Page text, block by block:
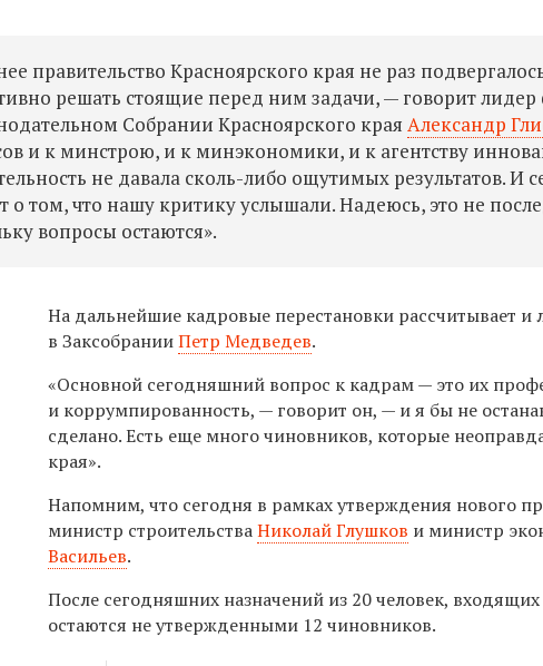
правительство Красноярского края не раз
решать стоящие перед ним задачи, — говорит
Собрании Красноярского краяАлександр
и к минстрою, и к минэкономики, и к агентству
не давала сколь-либо ощутимых результатов. И
о том, что нашу критику услышали. Надеюсь, это не
вопросы остаются».
На дальнейшие кадровые перестановки рассчитывает
в ЗаксобранииПетр Медведев.
«Основной сегодняшний вопрос к кадрам — это их
и коррумпированность, — говорит он, — и я бы не
сделано. Есть еще много чиновников, которые
края».
Напомним, что сегодня в рамках утверждения нового
министр строительстваНиколай Глушков и министр
Васильев.
После сегодняшних назначений из 20 человек, входящих
остаются не утвержденными 12 чиновников.